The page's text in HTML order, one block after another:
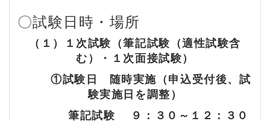
〇試験日時・場所
（１）１次試験（筆記試験（適性試験含
む）・１次面接試験）
①試験日 随時実施（申込受付後、試
験実施日を調整）
筆記試験 ９：３０～１２：３０